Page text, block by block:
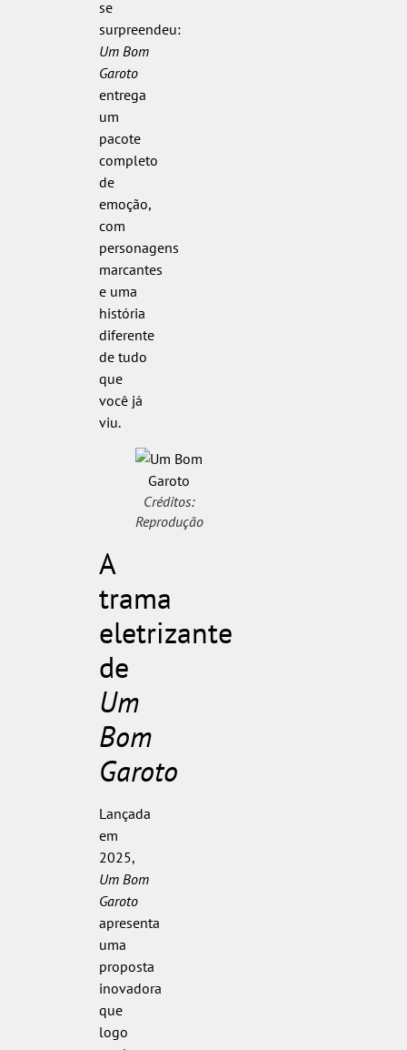
se
surpreendeu:
Um Bom
Garoto
entrega
um
pacote
completo
de
emoção,
com
personagens
marcantes
e uma
história
diferente
de tudo
que
você já
viu.
Créditos:
Reprodução
A
trama
eletrizante
de
Um
Bom
Garoto
Lançada
em
2025,
Um Bom
Garoto
apresenta
uma
proposta
inovadora
que
logo